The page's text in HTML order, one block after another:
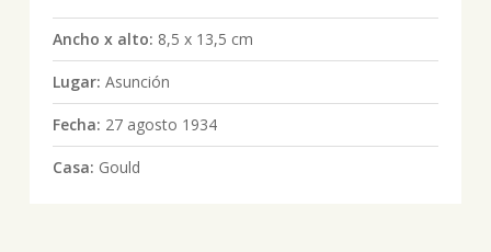
Ancho x alto: 8,5 x 13,5 cm
Lugar: Asunción
Fecha: 27 agosto 1934
Casa: Gould